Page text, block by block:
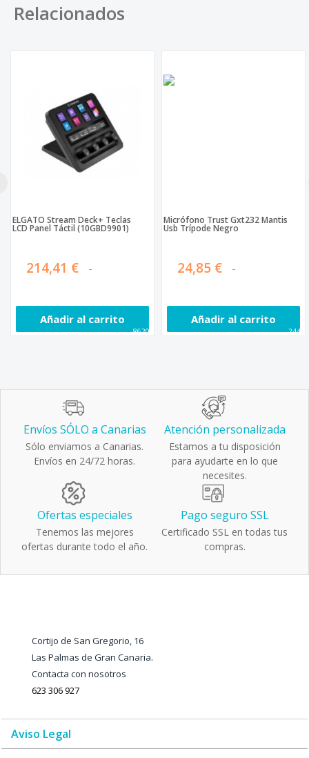
Relacionados
ELGATO Stream Deck+ Teclas
LCD Panel Táctil (10GBD9901)
214,41 €
Añadir al carrito
86208
Micrófono Trust Gxt232 Mantis
Usb Trípode Negro
24,85 €
Añadir al carrito
2445
Envíos SÓLO a Canarias
Sólo enviamos a Canarias.
Envíos en 24/72 horas.
Atención personalizada
Estamos a tu disposición
para ayudarte en lo que
necesites.
Ofertas especiales
Tenemos las mejores
ofertas durante todo el año.
Pago seguro SSL
Certificado SSL en todas tus
compras.
Cortijo de San Gregorio, 16
Las Palmas de Gran Canaria.
Contacta con nosotros
623 306 927
Aviso Legal